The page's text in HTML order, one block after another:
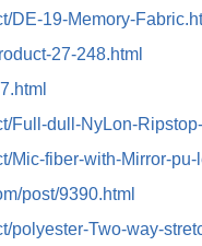
DE-19-Memory-
27-248.html
Full-dull-NyLon-
Mic-fiber-with-Mirror-pu-
post/9390.html
polyester-Two-way-